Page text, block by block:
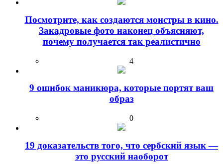
Посмотрите, как создаются монстры в кино.
Закадровые фото наконец объясняют,
почему получается так реалистично
4
9 ошибок маникюра, которые портят ваш
образ
0
19 доказательств того, что сербский язык —
это русский наоборот